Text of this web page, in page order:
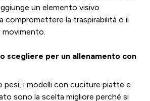
un elemento visivo
compromettere la traspirabilità o il
scegliere per un allenamento con
pesi, i modelli con cuciture piatte e
sono la scelta migliore perché si